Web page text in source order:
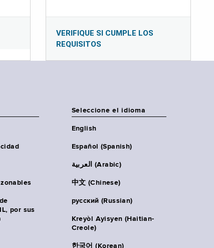
VERIFIQUE SI CUMPLE LOS
REQUISITOS
por sus
Seleccione el idioma
English
Español (Spanish)
العربية (Arabic)
中文 (Chinese)
русский (Russian)
Kreyòl Ayisyen (Haitian-
Creole)
한국어 (Korean)